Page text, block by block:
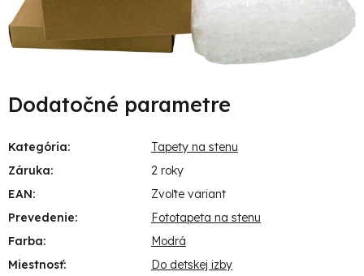
Dodatočné parametre
Kategória:
Tapety na stenu
Záruka:
2 roky
EAN:
Zvoľte variant
Prevedenie:
Fototapeta na stenu
Farba:
Modrá
Miestnosť:
Do detskej izby